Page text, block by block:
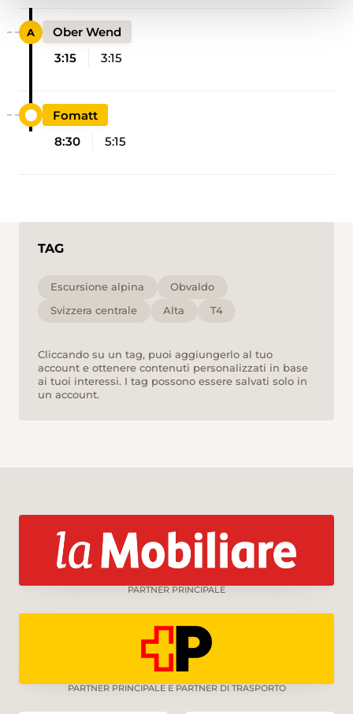
Ober Wend
3:15
3:15
Fomatt
8:30
5:15
TAG
Escursione alpina
Obvaldo
Svizzera centrale
Alta T4
Cliccando su un tag, puoi aggiungerlo al tuo
account e ottenere contenuti personalizzati in base
ai tuoi interessi. I tag possono essere salvati solo in
un account.
PARTNER PRINCIPALE
PARTNER PRINCIPALE E PARTNER DI TRASPORTO